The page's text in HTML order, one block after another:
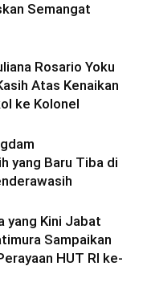
Semangat
Rosario Yoku
Atas Kenaikan
ke Kolonel
yang Baru Tiba di
yang Kini Jabat
Sampaikan
HUT RI ke-